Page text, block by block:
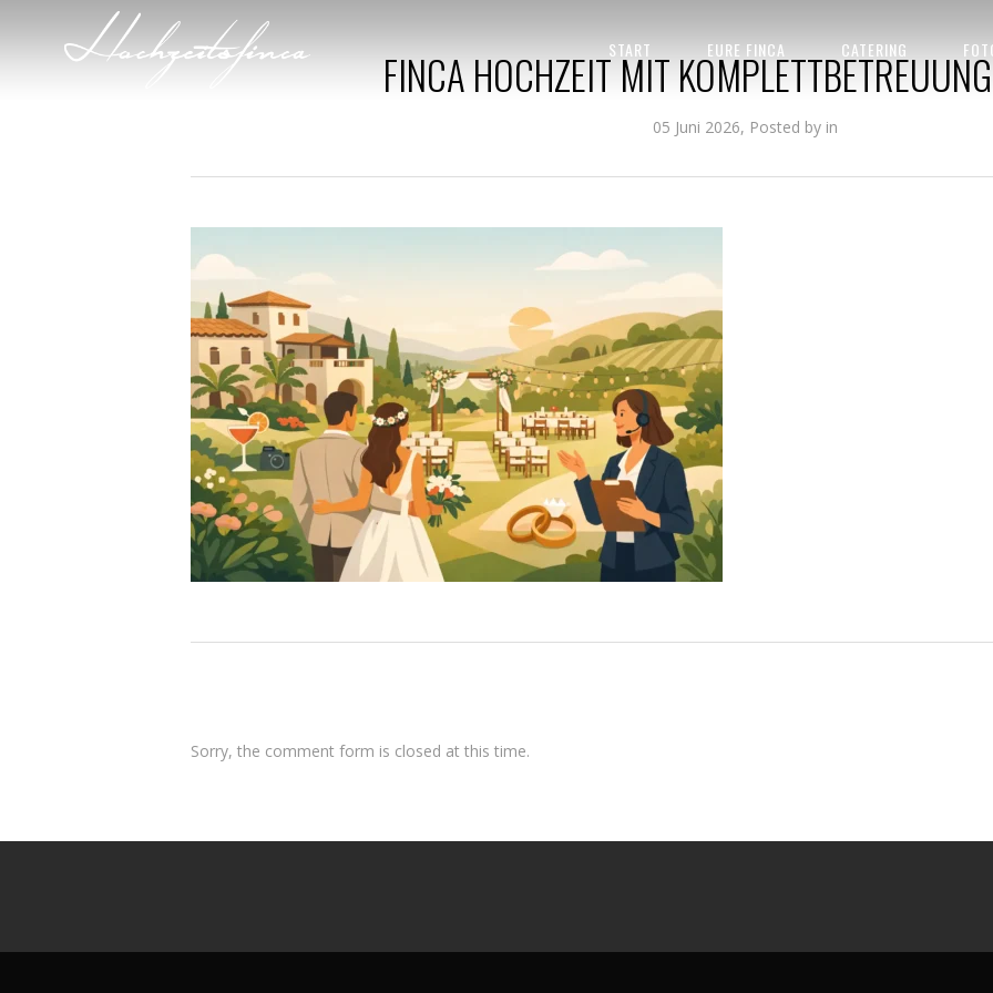
START EURE FINCA CATERING
FINCA HOCHZEIT MIT
05 Juni 2026, Posted by in
Sorry, the comment form is closed at this time.